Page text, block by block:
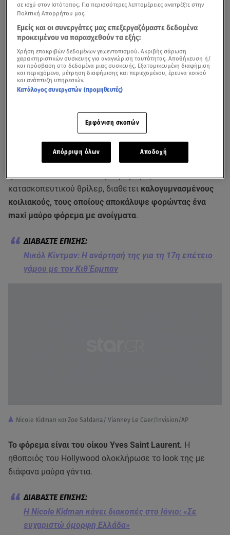
σειράς που πρωταγωνιστούν / βίντεο AP
Στην πρεμιέρα της σειράς «Special Ops: Lioness»
εμφανίστηκε ηΝικόλ Κίντμαν , αποδεικνύοντας πως
στα 56 της είναι μια εντυπωσιακή γυναίκα.Η ηθοποιός,
η οποία είναι εκτελεστική παραγωγός του
κατασκοπευτικού θρίλερ, διαθέτει καλογυμνασμένους
κοιλιακούς, τους οποίους αποκάλυψε φορώντας ένα
maxi μαύρο φόρεμα με ανοίγματα.
Νικόλ Κίντμαν: Η ανάρτησή της για τη 17η επέτειο
γάμου με τον Κιθ Έρμπαν
Nicole Kidman και Zoe Saldana/ Vianney Le Caer/Invision/AP
Το φόρεμα είναι του οίκου Yves Saint Laurent. H
ηθοποιός του Hollywood ολοκλήρωσε το look της με
διάφανα μαύρα γάντια.
Η Nicole Kidman κάνει διακοπές στο Ιόνιο: «Σε
ευχαριστώ όμορφη Ελλάδα»
σε ισχύ στον Ιστότοπος. Για περισσότερες λεπτομέρειες ανατρέξτε στην
Πολιτική Απορρήτου μας.
Εμείς και οι συνεργάτες μας επεξεργαζόμαστε δεδομένα
προκειμένου να παρασχεθούν τα εξής:
Χρήση επακριβών δεδομένων γεωεντοπισμού. Ακριβής σάρωση
χαρακτηριστικών συσκευής για αναγνώριση ταυτότητας. Αποθήκευση ή/
και πρόσβαση στα δεδομένα μιας συσκευής. Εξατομικευμένη διαφήμιση
και περιεχόμενο, μέτρηση διαφήμισης και περιεχομένου, έρευνα κοινού
και ανάπτυξη υπηρεσιών.
Κατάλογος συνεργατών (προμηθευτές)
Εμφάνιση σκοπών
Απόρριψη όλων Αποδοχή